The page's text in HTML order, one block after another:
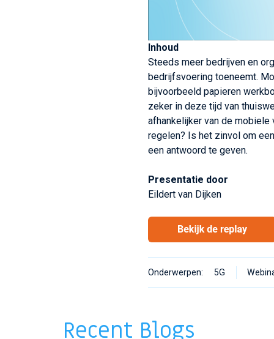
Inhoud
Steeds meer bedrijven en
bedrijfsvoering toeneemt.
bijvoorbeeld papieren
zeker in deze tijd van
afhankelijker van de mobiele
regelen? Is het zinvol om
een antwoord te geven.
Presentatie door
Eildert van Dijken
Onderwerpen: 5G
Recent Blogs